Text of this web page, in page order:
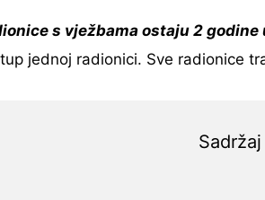
s vježbama ostaju 2
jednoj radionici. Sve radionice